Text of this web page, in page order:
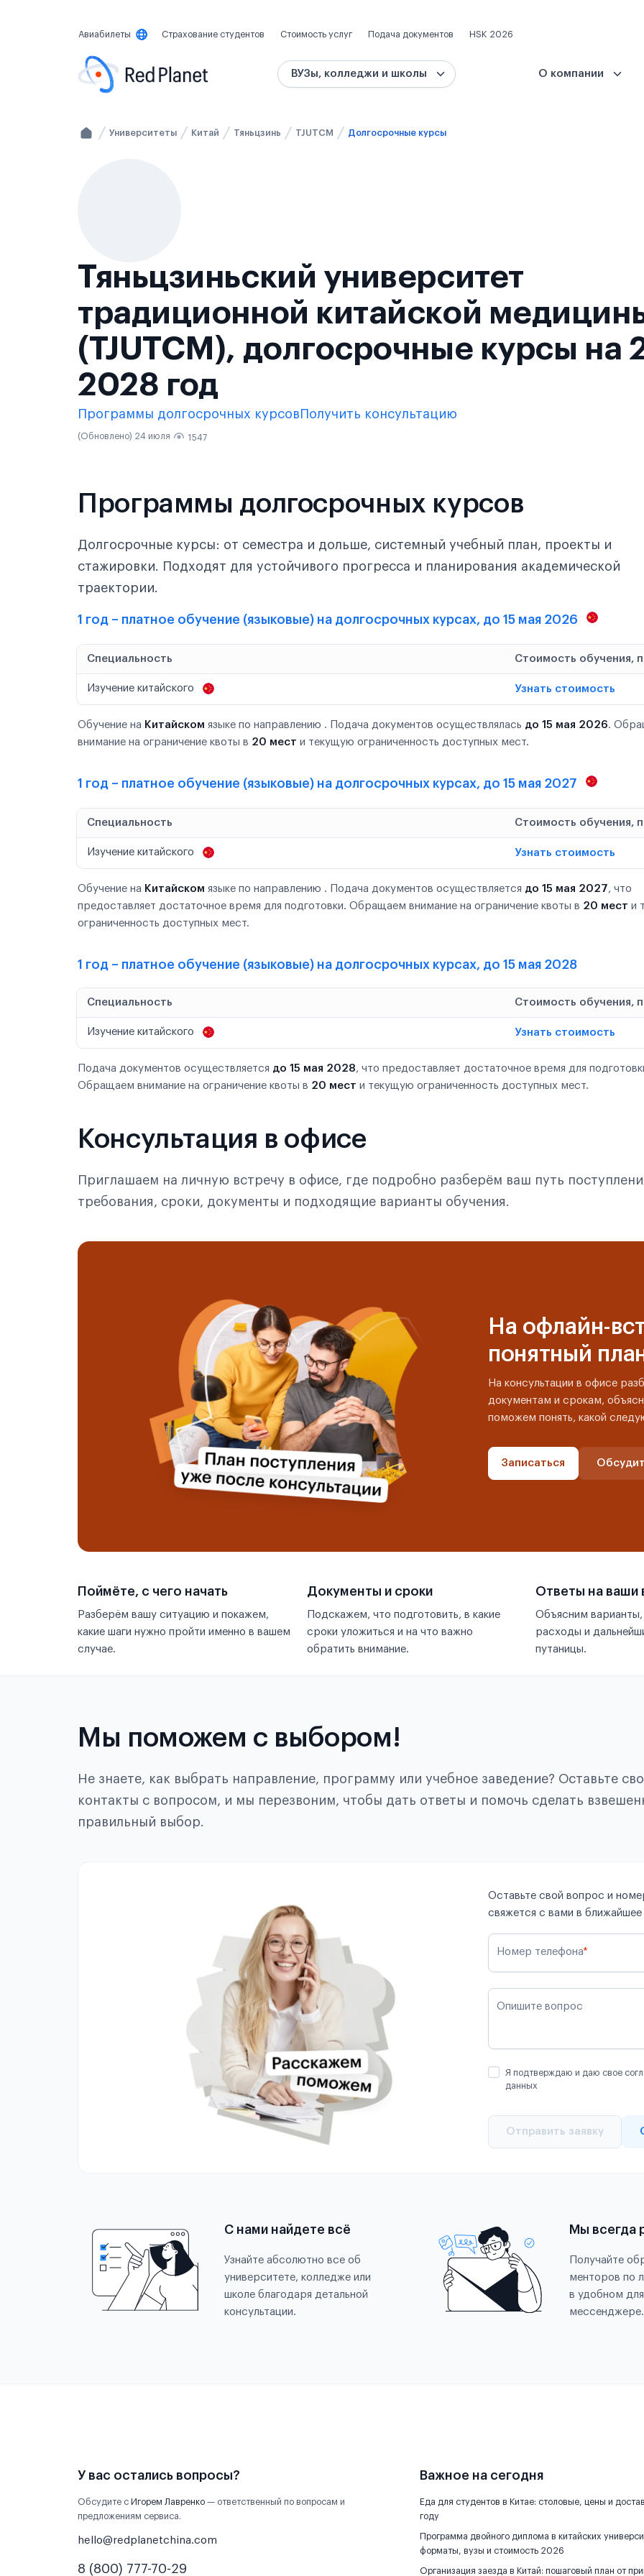
Авиабилеты Страхование студентов Стоимость услуг Подача документов HSK 2026
ВУЗы, колледжи и школы О компании
Университеты Китай Тяньцзинь TJUTCM Долгосрочные курсы
Тяньцзиньский университет
традиционной китайской
(TJUTCM), долгосрочные курсы на
2028 год
Программы долгосрочных курсов Получить консультацию
(Обновлено) 24 июля 1547
Программы долгосрочных курсов
Долгосрочные курсы: от семестра и дольше, системный учебный план, проекты и
стажировки. Подходят для устойчивого прогресса и планирования академической
траектории.
1 год – платное обучение (языковые) на долгосрочных курсах, до 15 мая 2026
Специальность Стоимость обучения,
Изучение китайского Узнать стоимость
Обучение на Китайском языке по направлению . Подача документов осуществлялась до 15 мая 2026.
внимание на ограничение квоты в 20 мест и текущую ограниченность доступных мест.
1 год – платное обучение (языковые) на долгосрочных курсах, до 15 мая 2027
Специальность Стоимость обучения,
Изучение китайского Узнать стоимость
Обучение на Китайском языке по направлению . Подача документов осуществляется до 15 мая 2027, что
предоставляет достаточное время для подготовки. Обращаем внимание на ограничение квоты в 20 мест и
ограниченность доступных мест.
1 год – платное обучение (языковые) на долгосрочных курсах, до 15 мая 2028
Специальность Стоимость обучения,
Изучение китайского Узнать стоимость
Подача документов осуществляется до 15 мая 2028, что предоставляет достаточное время для
Обращаем внимание на ограничение квоты в 20 мест и текущую ограниченность доступных мест.
Консультация в офисе
Приглашаем на личную встречу в офисе, где подробно разберём ваш путь
требования, сроки, документы и подходящие варианты обучения.
На офлайн-
понятный
На консультации в офисе
документам и срокам,
поможем понять, какой
Записаться
Поймёте, с чего начать
Разберём вашу ситуацию и покажем,
какие шаги нужно пройти именно в вашем
случае.
Документы и сроки
Подскажем, что подготовить, в какие
сроки уложиться и на что важно
обратить внимание.
Ответы на ваши
Объясним
расходы и
путаницы.
Мы поможем с выбором!
Не знаете, как выбрать направление, программу или учебное заведение? Оставьте
контакты с вопросом, и мы перезвоним, чтобы дать ответы и помочь сделать
правильный выбор.
Оставьте свой вопрос и
свяжется с вами в ближайшее
Номер телефона*
Опишите вопрос
Я подтверждаю и даю свое
данных
Отправить заявку
С нами найдете всё
Узнайте абсолютно все об
университете, колледже или
школе благодаря детальной
консультации.
Мы всегда
Получайте
менторов по
в удобном
мессенджере.
У вас остались вопросы?
Обсудите с Игорем Лавренко — ответственный по вопросам и
предложениям сервиса.
hello@redplanetchina.com
8 (800) 777-70-29
Важное на сегодня
Еда для студентов в Китае: столовые, цены и
году
Программа двойного диплома в китайских
форматы, вузы и стоимость 2026
Организация заезда в Китай: пошаговый план от